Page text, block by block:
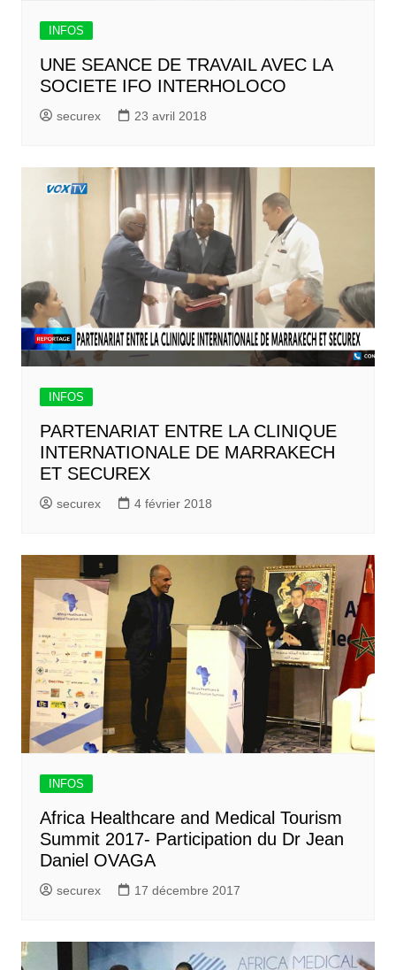
INFOS
UNE SEANCE DE TRAVAIL AVEC LA
SOCIETE IFO INTERHOLOCO
securex 23 avril 2018
INFOS
PARTENARIAT ENTRE LA CLINIQUE
INTERNATIONALE DE MARRAKECH
ET SECUREX
securex 4 février 2018
INFOS
Africa Healthcare and Medical Tourism
Summit 2017- Participation du Dr Jean
Daniel OVAGA
securex 17 décembre 2017